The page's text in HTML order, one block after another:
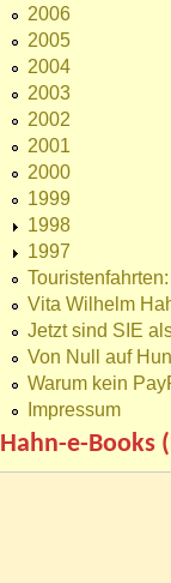
2006
2005
2004
2003
2002
2001
2000
1999
1998
1997
Vita Wilhelm
Jetzt sind SIE
Von Null auf
Warum kein
Impressum
Hahn-e-Books